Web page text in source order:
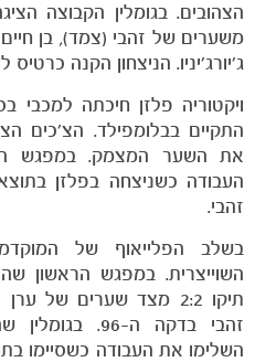
משערים של זהבי (צמד), בן
ג׳יורג׳יניו. הניצחון הקנה
ויקטוריה פלזן חיכתה למכבי
את השער המצמק. במפגש
זהבי.
בשלב הפלייאוף של
השוייצרית. במפגש הראשון
תיקו 2:2 מצד שערים של
זהבי בדקה ה-